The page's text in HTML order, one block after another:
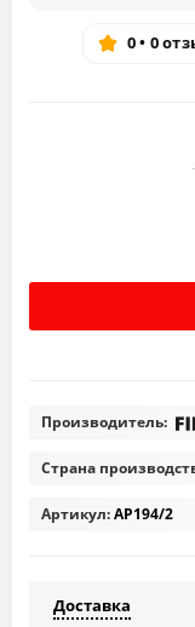
0 • 0
Производитель:
Страна
Артикул:AP194/2
Доставка